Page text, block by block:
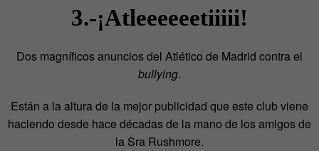
3.-¡Atleeeeeetiiiii!
Dos magníficos anuncios del Atlético de Madrid contra el
bullying.
Están a la altura de la mejor publicidad que este club viene
haciendo desde hace décadas de la mano de los amigos de
la Sra Rushmore.